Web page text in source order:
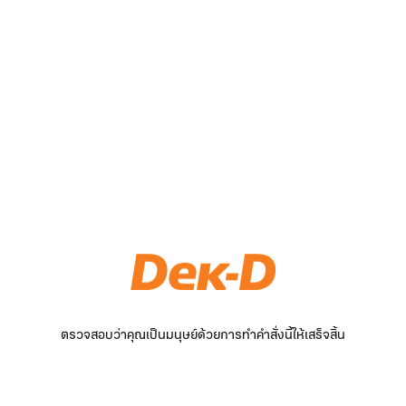
ตรวจสอบว่าคุณเป็นมนุษย์ด้วยการทำคำสั่งนี้ให้เสร็จสิ้น